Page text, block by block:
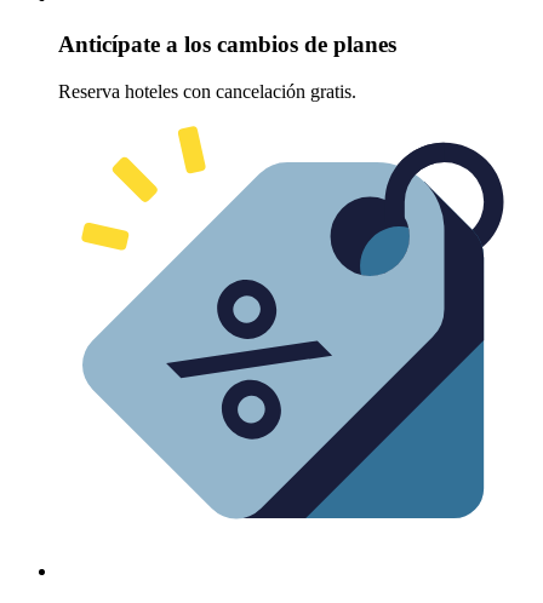
Anticípate a los cambios de planes
Reserva hoteles con cancelación gratis.